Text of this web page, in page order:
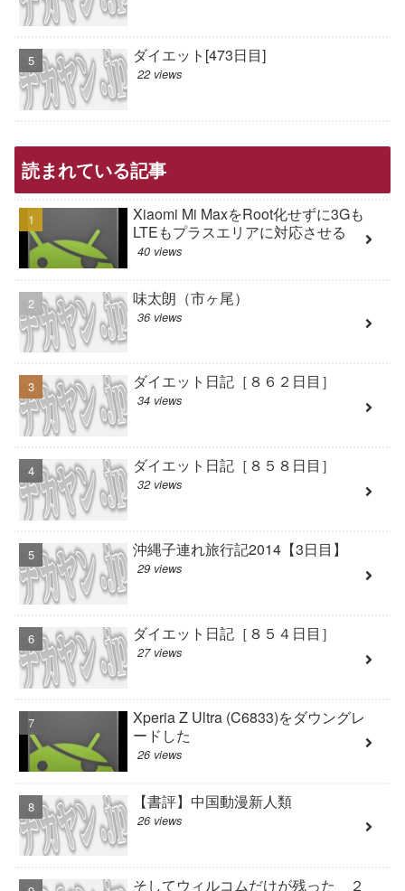
ダイエット[473日目]
22 views
読まれている記事
Xiaomi Mi MaxをRoot化せずに3Gも
LTEもプラスエリアに対応させる
40 views
味太朗（市ヶ尾）
36 views
ダイエット日記［８６２日目］
34 views
ダイエット日記［８５８日目］
32 views
沖縄子連れ旅行記2014【3日目】
29 views
ダイエット日記［８５４日目］
27 views
Xperia Z Ultra (C6833)をダウングレ
ードした
26 views
【書評】中国動漫新人類
26 views
そしてウィルコムだけが残った ２